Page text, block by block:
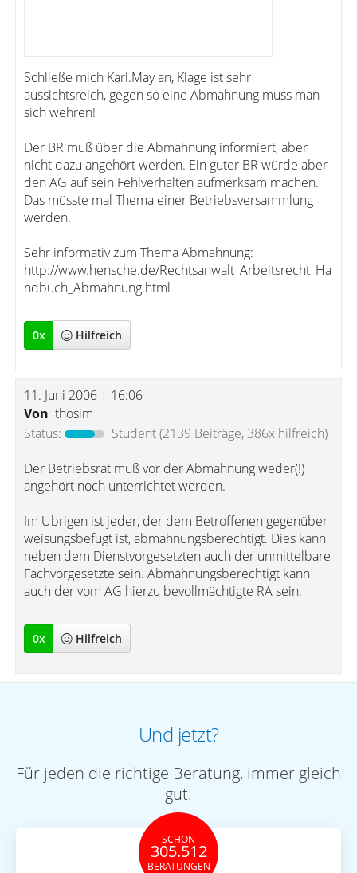
Schließe mich Karl.May an, Klage ist sehr
aussichtsreich, gegen so eine Abmahnung muss man
sich wehren!
Der BR muß über die Abmahnung informiert, aber
nicht dazu angehört werden. Ein guter BR würde aber
den AG auf sein Fehlverhalten aufmerksam machen.
Das müsste mal Thema einer Betriebsversammlung
werden.
Sehr informativ zum Thema Abmahnung:
http://www.hensche.de/Rechtsanwalt_Arbeitsrecht_Ha
ndbuch_Abmahnung.html
0x Hilfreich
11. Juni 2006 | 16:06
Von thosim
Status:
Student(2139 Beiträge, 386x hilfreich)
Der Betriebsrat muß vor der Abmahnung weder(!)
angehört noch unterrichtet werden.
Im Übrigen ist jeder, der dem Betroffenen gegenüber
weisungsbefugt ist, abmahnungsberechtigt. Dies kann
neben dem Dienstvorgesetzten auch der unmittelbare
Fachvorgesetzte sein. Abmahnungsberechtigt kann
auch der vom AG hierzu bevollmächtigte RA sein.
0x Hilfreich
Und jetzt?
Für jeden die richtige Beratung, immer gleich
gut.
SCHON
305.512
BERATUNGEN